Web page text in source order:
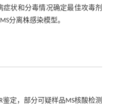
症状和分毒情况确定最佳攻毒剂
分离株感染模型。
鉴定，部分可疑样品MS核酸检测